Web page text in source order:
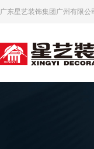
广东星艺装饰集团广州有限公